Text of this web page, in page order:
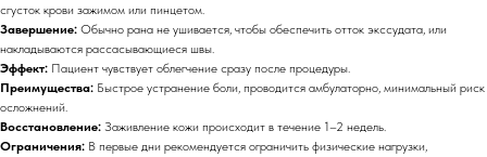
сгусток крови зажимом или пинцетом.
Завершение: Обычно рана не ушивается, чтобы обеспечить отток экссудата, или
накладываются рассасывающиеся швы.
Эффект: Пациент чувствует облегчение сразу после процедуры.
Преимущества: Быстрое устранение боли, проводится амбулаторно, минимальный риск
осложнений.
Восстановление: Заживление кожи происходит в течение 1–2 недель.
Ограничения: В первые дни рекомендуется ограничить физические нагрузки,